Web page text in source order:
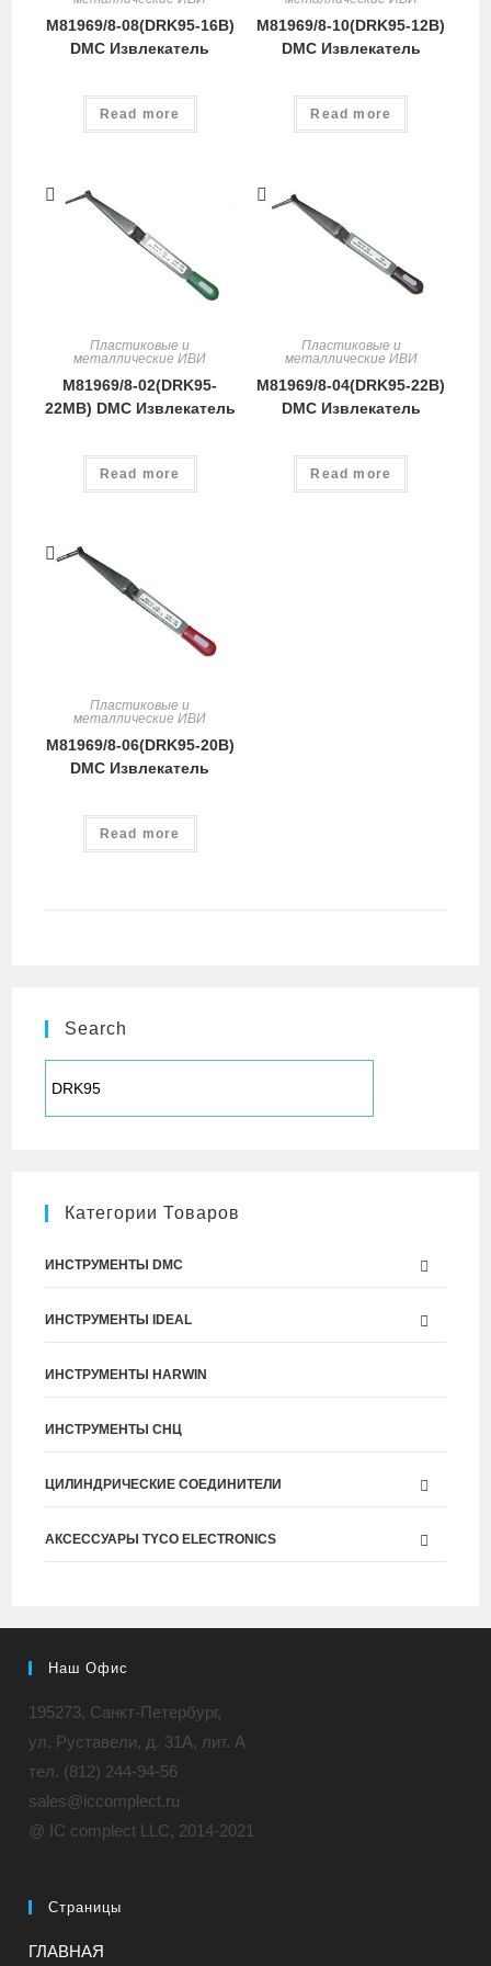
M81969/8-08(DRK95-16B)
DMC Извлекатель
Read more
M81969/8-10(DRK95-12B)
DMC Извлекатель
Read more
Пластиковые и
металлические ИВИ
M81969/8-02(DRK95-
22MB) DMC Извлекатель
Read more
Пластиковые и
металлические ИВИ
M81969/8-04(DRK95-22B)
DMC Извлекатель
Read more
Пластиковые и
металлические ИВИ
M81969/8-06(DRK95-20B)
DMC Извлекатель
Read more
Search
Категории Товаров
ИНСТРУМЕНТЫ DMC
ИНСТРУМЕНТЫ IDEAL
ИНСТРУМЕНТЫ HARWIN
ИНСТРУМЕНТЫ СНЦ
ЦИЛИНДРИЧЕСКИЕ СОЕДИНИТЕЛИ
АКСЕССУАРЫ TYCO ELECTRONICS
Наш Офис
195273, Санкт-Петербург,
ул. Руставели, д. 31A, лит. А
тел. (812) 244-94-56
sales@iccomplect.ru
@ IC complect LLC, 2014-2021
Страницы
ГЛАВНАЯ